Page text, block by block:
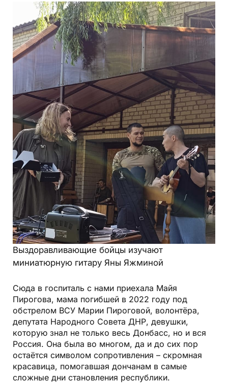
Выздоравливающие бойцы изучают
миниатюрную гитару Яны Яжминой
Сюда в госпиталь с нами приехала Майя
Пирогова, мама погибшей в 2022 году под
обстрелом ВСУ Марии Пироговой, волонтёра,
депутата Народного Совета ДНР, девушки,
которую знал не только весь Донбасс, но и вся
Россия. Она была во многом, да и до сих пор
остаётся символом сопротивления – скромная
красавица, помогавшая дончанам в самые
сложные дни становления республики.